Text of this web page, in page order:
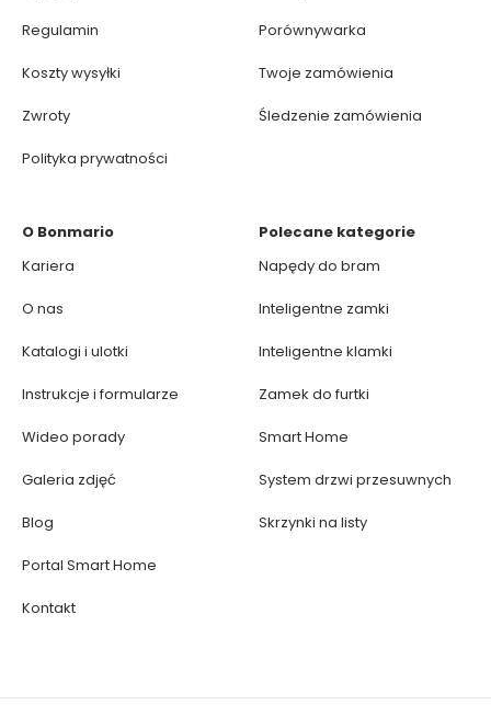
Regulamin
Koszty wysyłki
Zwroty
Polityka prywatności
Porównywarka
Twoje zamówienia
Śledzenie zamówienia
O Bonmario
Kariera
O nas
Katalogi i ulotki
Instrukcje i formularze
Wideo porady
Galeria zdjęć
Blog
Portal Smart Home
Kontakt
Polecane kategorie
Napędy do bram
Inteligentne zamki
Inteligentne klamki
Zamek do furtki
Smart Home
System drzwi przesuwnych
Skrzynki na listy